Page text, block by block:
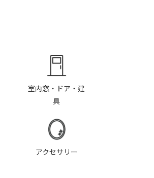
室内窓・ドア・建
具
アクセサリー